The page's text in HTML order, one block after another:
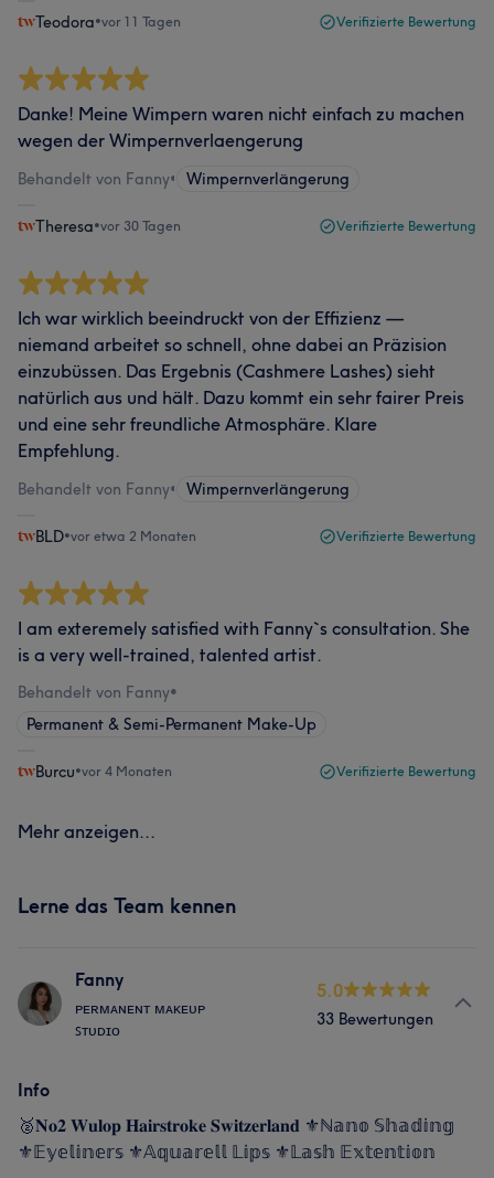
Teodora•vor 11 Tagen Verifizierte Bewertung
Danke! Meine Wimpern waren nicht einfach zu machen
wegen der Wimpernverlaengerung
Behandelt von Fanny• Wimpernverlängerung
Theresa•vor 30 Tagen Verifizierte Bewertung
Ich war wirklich beeindruckt von der Effizienz —
niemand arbeitet so schnell, ohne dabei an Präzision
einzubüssen. Das Ergebnis (Cashmere Lashes) sieht
natürlich aus und hält. Dazu kommt ein sehr fairer Preis
und eine sehr freundliche Atmosphäre. Klare
Empfehlung.
Behandelt von Fanny• Wimpernverlängerung
BLD•vor etwa 2 Monaten Verifizierte Bewertung
I am exteremely satisfied with Fanny`s consultation. She
is a very well-trained, talented artist.
Behandelt von Fanny•
Permanent & Semi-Permanent Make-Up
Burcu•vor 4 Monaten Verifizierte Bewertung
Mehr anzeigen...
Lerne das Team kennen
Fanny
ᴘᴇʀᴍᴀɴᴇɴᴛ ᴍᴀᴋᴇᴜᴘ
ꜱᴛᴜᴅɪᴏ
5.0
33 Bewertungen
Info
🥈𝐍𝐨𝟐 𝐖𝐮𝐥𝐨𝐩 𝐇𝐚𝐢𝐫𝐬𝐭𝐫𝐨𝐤𝐞 𝐒𝐰𝐢𝐭𝐳𝐞𝐫𝐥𝐚𝐧𝐝 ⚜️ℕ𝕒𝕟𝕠 𝕊𝕙𝕒𝕕𝕚𝕟𝕘
⚜️𝔼𝕪𝕖𝕝𝕚𝕟𝕖𝕣𝕤 ⚜️𝔸𝕢𝕦𝕒𝕣𝕖𝕝𝕝 𝕃𝕚𝕡𝕤 ⚜️𝕃𝕒𝕤𝕙 𝔼𝕩𝕥𝕖𝕟𝕥𝕚𝕠𝕟